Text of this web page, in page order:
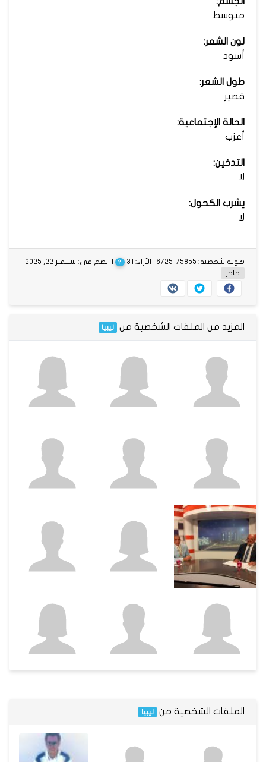
متوسط
لون الشعر:
أسود
طول الشعر:
قصير
الحالة الإجتماعية:
أعزب
التدخين:
لا
يشرب الكحول:
لا
الآراء: 31 ? | انضم في: سبتمبر 22, 2025
هوية شخصية: 6725175855
حاجز
المزيد من الملفات الشخصية من ليبيا
الملفات الشخصية من ليبيا